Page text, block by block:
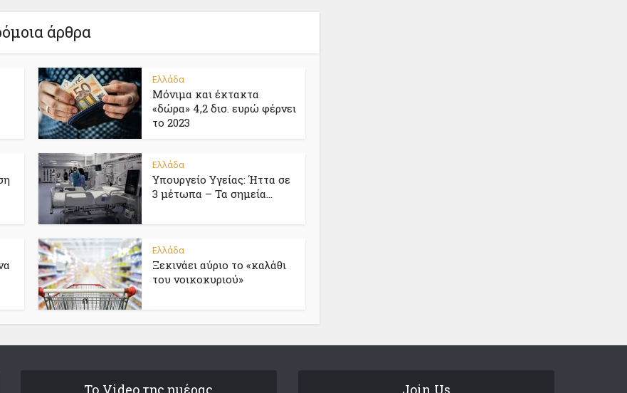
άρθρα
Ελλάδα
Μόνιμα και έκτακτα
«δώρα» 4,2 δισ. ευρώ φέρνει
το 2023
Ελλάδα
Υπουργείο Υγείας: Ήττα σε
3 μέτωπα – Τα σημεία...
Ελλάδα
Ξεκινάει αύριο το «καλάθι
του νοικοκυριού»
Το Video της ημέρας Join Us